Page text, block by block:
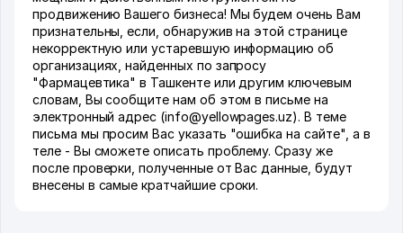
продвижению Вашего бизнеса! Мы будем очень Вам
признательны, если, обнаружив на этой странице
некорректную или устаревшую информацию об
организациях, найденных по запросу
"Фармацевтика" в Ташкенте или другим ключевым
словам, Вы сообщите нам об этом в письме на
электронный адрес (info@yellowpages.uz). В теме
письма мы просим Вас указать "ошибка на сайте", а в
теле - Вы сможете описать проблему. Сразу же
после проверки, полученные от Вас данные, будут
внесены в самые кратчайшие сроки.